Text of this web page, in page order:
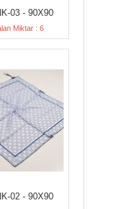
03 - 90X90
Miktar : 6
02 - 90X90